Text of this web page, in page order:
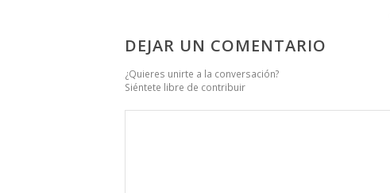
DEJAR UN COMENTARIO
¿Quieres unirte a la conversación?
Siéntete libre de contribuir